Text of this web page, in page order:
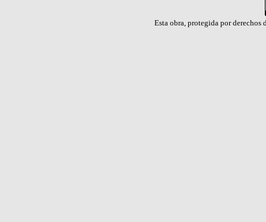
Esta obra, protegida por derechos